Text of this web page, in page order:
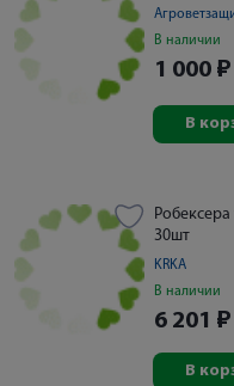
В наличии
1 000 ₽
В
30шт
KRKA
В наличии
6 201 ₽
В